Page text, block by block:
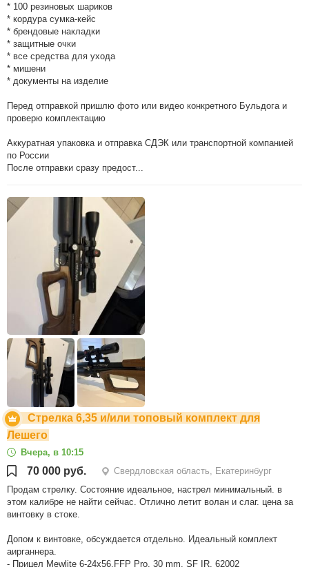
* 100 резиновых шариков
* кордура сумка-кейс
* брендовые накладки
* защитные очки
* все средства для ухода
* мишени
* документы на изделие
Перед отправкой пришлю фото или видео конкретного Бульдога и
проверю комплектацию
Аккуратная упаковка и отправка СДЭК или транспортной компанией
по России
После отправки сразу предост...
Стрелка 6,35 и/или топовый комплект для
Лешего
Вчера, в 10:15
70 000 руб.
Свердловская область, Екатеринбург
Продам стрелку. Состояние идеальное, настрел минимальный. в
этом калибре не найти сейчас. Отлично летит волан и слаг. цена за
винтовку в стоке.
Допом к винтовке, обсуждается отдельно. Идеальный комплект
аирганнера.
- Прицел Mewlite 6-24x56,FFP Pro, 30 mm, SF IR, 62002